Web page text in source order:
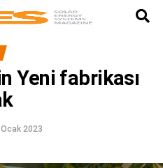
Yeni fabrikası
2023